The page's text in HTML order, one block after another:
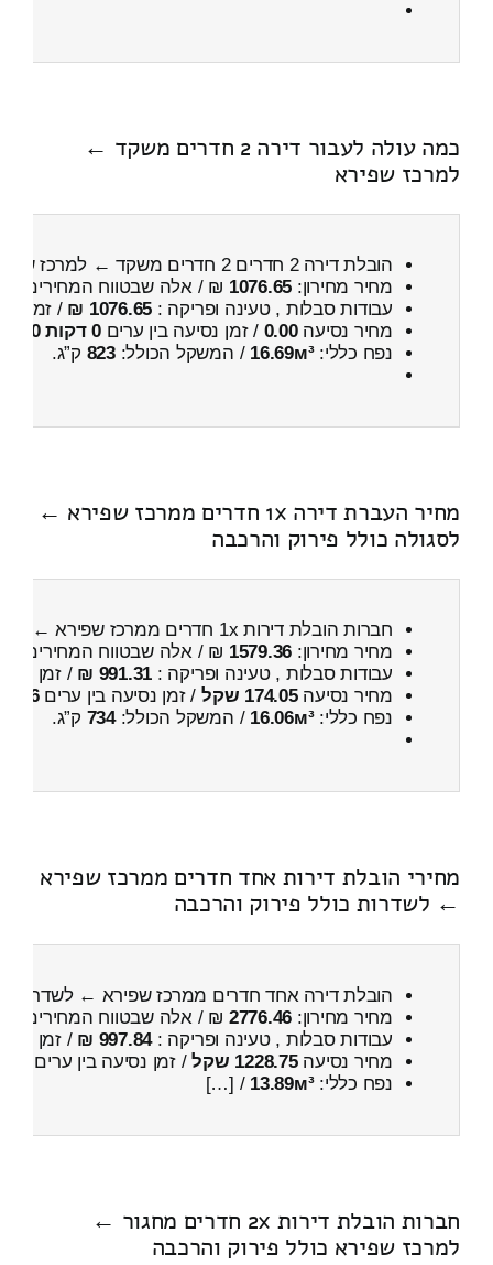
כמה עולה לעבור דירה 2 חדרים משקד ←
למרכז שפירא
הובלת דירה 2 חדרים 2 חדרים משקד ← למרכז שפירא
מחיר מחירון: 1076.65 ₪ / אלה שבטווח המחירים
עבודות סבלות , טעינה ופריקה : 1076.65 ₪ / זמן :
מחיר נסיעה0.00 / זמן נסיעה בין ערים0 דקות 0 שניות
נפח כללי:16.69м³ / המשקל הכולל:823 ק”ג.
מחיר העברת דירה 1x חדרים ממרכז שפירא ←
לסגולה כולל פירוק והרכבה
חברות הובלת דירות 1x חדרים ממרכז שפירא ← לסגולה
מחיר מחירון: 1579.36 ₪ / אלה שבטווח המחירים
עבודות סבלות , טעינה ופריקה : 991.31 ₪ / זמן :
מחיר נסיעה174.05 שקל / זמן נסיעה בין ערים16 דקות
נפח כללי:16.06м³ / המשקל הכולל:734 ק”ג.
מחירי הובלת דירות אחד חדרים ממרכז שפירא
← לשדרות כולל פירוק והרכבה
הובלת דירה אחד חדרים ממרכז שפירא ← לשדרות
מחיר מחירון: 2776.46 ₪ / אלה שבטווח המחירים
עבודות סבלות , טעינה ופריקה :997.84 ₪ / זמן :
מחיר נסיעה1228.75 שקל / זמן נסיעה בין ערים
נפח כללי:13.89м³
/ […]
חברות הובלת דירות 2x חדרים מחגור ←
למרכז שפירא כולל פירוק והרכבה